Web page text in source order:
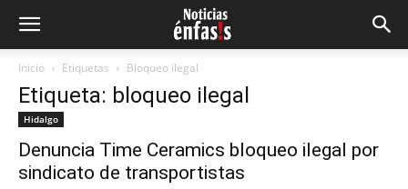
Inicio Etiquetas Bloqueo ilegal
Etiqueta: bloqueo ilegal
Hidalgo
Denuncia Time Ceramics bloqueo ilegal por
sindicato de transportistas